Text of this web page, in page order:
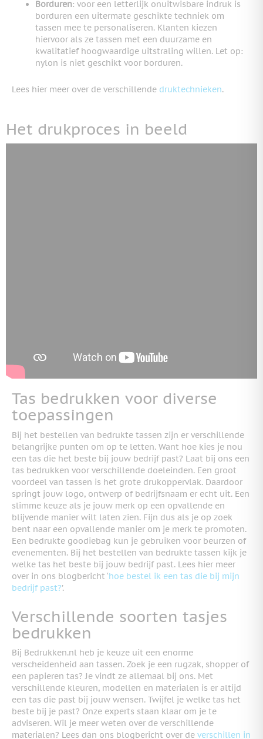
Tas bedrukken voor diverse
toepassingen
Bij het bestellen van bedrukte tassen zijn er verschillende
belangrijke punten om op te letten. Want hoe kies je nou
een tas die het beste bij jouw bedrijf past? Laat bij ons een
tas bedrukken voor verschillende doeleinden. Een groot
voordeel van tassen is het grote drukoppervlak. Daardoor
springt jouw logo, ontwerp of bedrijfsnaam er echt uit. Een
slimme keuze als je jouw merk op een opvallende en
blijvende manier wilt laten zien. Fijn dus als je op zoek
bent naar een opvallende manier om je merk te promoten.
Een bedrukte goodiebag kun je gebruiken voor beurzen of
evenementen. Bij het bestellen van bedrukte tassen kijk je
welke tas het beste bij jouw bedrijf past. Lees hier meer
over in ons blogbericht ‘hoe bestel ik een tas die bij mijn
bedrijf past?’.
Verschillende soorten tasjes
bedrukken
Bij Bedrukken.nl heb je keuze uit een enorme
verscheidenheid aan tassen. Zoek je een rugzak, shopper of
een papieren tas? Je vindt ze allemaal bij ons. Met
verschillende kleuren, modellen en materialen is er altijd
een tas die past bij jouw wensen. Twijfel je welke tas het
beste bij je past? Onze experts staan klaar om je te
adviseren. Wil je meer weten over de verschillende
materialen? Lees dan ons blogbericht over de verschillen in
Borduren: voor een letterlijk onuitwisbare indruk is
borduren een uitermate geschikte techniek om
tassen mee te personaliseren. Klanten kiezen
hiervoor als ze tassen met een duurzame en
kwalitatief hoogwaardige uitstraling willen. Let op:
nylon is niet geschikt voor borduren.
Lees hier meer over de verschillende druktechnieken.
Het drukproces in beeld